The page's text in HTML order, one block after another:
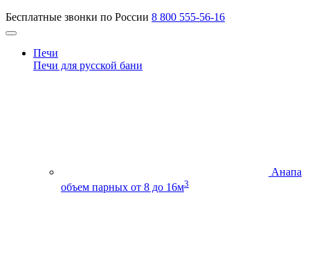
Бесплатные звонки по России 8 800 555-56-16
Печи
Печи для русской бани
Анапа
объем парных от 8 до 16м3